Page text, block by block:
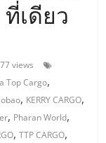
เดียว
views
Top Cargo,
, KERRY CARGO,
, Pharan World,
,TTP CARGO,